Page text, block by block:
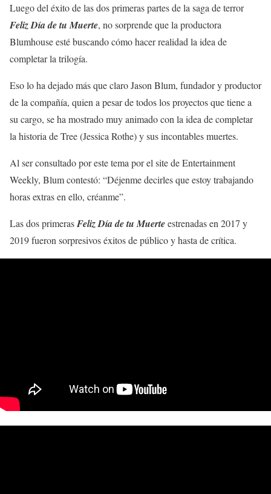
Luego del éxito de las dos primeras partes de la saga de terror
Feliz Día de tu Muerte, no sorprende que la productora
Blumhouse esté buscando cómo hacer realidad la idea de
completar la trilogía.
Eso lo ha dejado más que claro Jason Blum, fundador y productor
de la compañía, quien a pesar de todos los proyectos que tiene a
su cargo, se ha mostrado muy animado con la idea de completar
la historia de Tree (Jessica Rothe) y sus incontables muertes.
Al ser consultado por este tema por el site de Entertainment
Weekly, Blum contestó: “Déjenme decirles que estoy trabajando
horas extras en ello, créanme”.
Las dos primerasFeliz Día de tu Muerteestrenadas en 2017 y
2019 fueron sorpresivos éxitos de público y hasta de crítica.